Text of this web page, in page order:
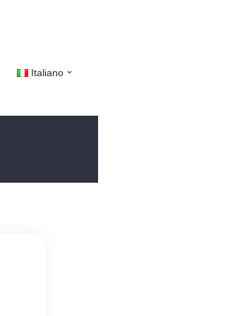
Italiano